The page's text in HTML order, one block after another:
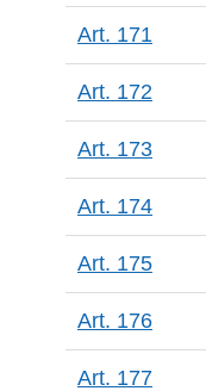
Art. 171
Art. 172
Art. 173
Art. 174
Art. 175
Art. 176
Art. 177